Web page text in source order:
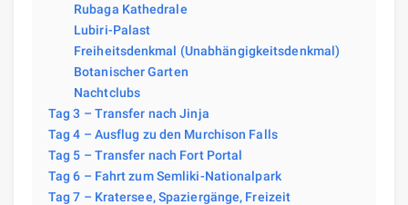
Rubaga Kathedrale
Lubiri-Palast
Freiheitsdenkmal (Unabhängigkeitsdenkmal)
Botanischer Garten
Nachtclubs
Tag 3 – Transfer nach Jinja
Tag 4 – Ausflug zu den Murchison Falls
Tag 5 – Transfer nach Fort Portal
Tag 6 – Fahrt zum Semliki-Nationalpark
Tag 7 – Kratersee, Spaziergänge, Freizeit